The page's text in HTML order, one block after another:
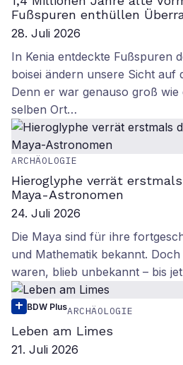
Fußspuren enthüllen
28. Juli 2026
In Kenia entdeckte Fußspuren
boisei ändern unsere Sicht auf
Denn er war genauso groß wie
selben Ort…
ARCHÄOLOGIE
Hieroglyphe verrät
Maya-Astronomen
24. Juli 2026
Die Maya sind für ihre
und Mathematik bekannt.
waren, blieb unbekannt – bis
BDW PlusARCHÄOLOGIE
Leben am Limes
21. Juli 2026